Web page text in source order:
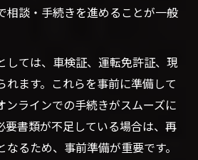
相談・手続きを進めることが一般
しては、車検証、運転免許証、現
れます。これらを事前に準備して
ンラインでの手続きがスムーズに
要書類が不足している場合は、再
るため、事前準備が重要です。